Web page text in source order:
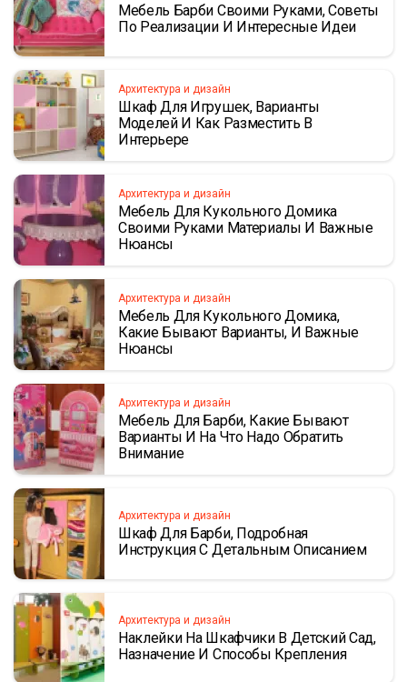
Мебель Барби Своими Руками, Советы
По Реализации И Интересные Идеи
Архитектура и дизайн
Шкаф Для Игрушек, Варианты
Моделей И Как Разместить В
Интерьере
Архитектура и дизайн
Мебель Для Кукольного Домика
Своими Руками Материалы И Важные
Нюансы
Архитектура и дизайн
Мебель Для Кукольного Домика,
Какие Бывают Варианты, И Важные
Нюансы
Архитектура и дизайн
Мебель Для Барби, Какие Бывают
Варианты И На Что Надо Обратить
Внимание
Архитектура и дизайн
Шкаф Для Барби, Подробная
Инструкция С Детальным Описанием
Архитектура и дизайн
Наклейки На Шкафчики В Детский Сад,
Назначение И Способы Крепления